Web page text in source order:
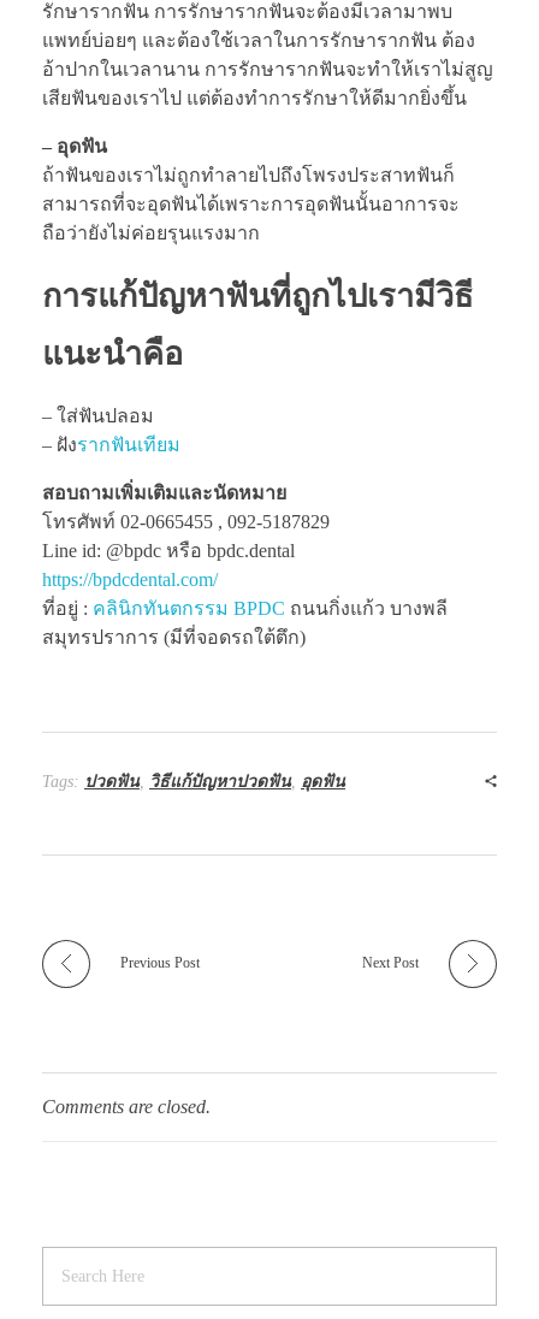
รักษารากฟัน การรักษารากฟันจะต้องมีเวลามาพบ
แพทย์บ่อยๆ และต้องใช้เวลาในการรักษารากฟัน ต้อง
อ้าปากในเวลานาน การรักษารากฟันจะทำให้เราไม่สูญ
เสียฟันของเราไป แต่ต้องทำการรักษาให้ดีมากยิ่งขึ้น
– อุดฟัน
ถ้าฟันของเราไม่ถูกทำลายไปถึงโพรงประสาทฟันก็
สามารถที่จะอุดฟันได้เพราะการอุดฟันนั้นอาการจะ
ถือว่ายังไม่ค่อยรุนแรงมาก
การแก้ปัญหาฟันที่ถูกไปเรามีวิธี
แนะนำคือ
– ใส่ฟันปลอม
– ฝังรากฟันเทียม
สอบถามเพิ่มเติมและนัดหมาย
โทรศัพท์ 02-0665455 , 092-5187829
Line id: @bpdc หรือ bpdc.dental
https://bpdcdental.com/
ที่อยู่ : คลินิกทันตกรรม BPDC ถนนกิ่งแก้ว บางพลี
สมุทรปราการ (มีที่จอดรถใต้ตึก)
Tags: ปวดฟัน, วิธีแก้ปัญหาปวดฟัน, อุดฟัน
Previous Post Next Post
Comments are closed.